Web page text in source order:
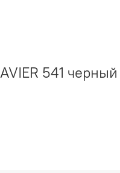
541 черный